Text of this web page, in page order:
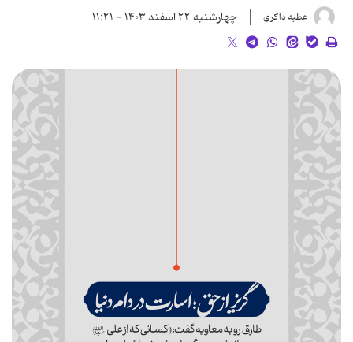
عطیه ذاکری چهارشنبه ۲۲ اسفند ۱۴۰۳ - ۱۱:۲۱